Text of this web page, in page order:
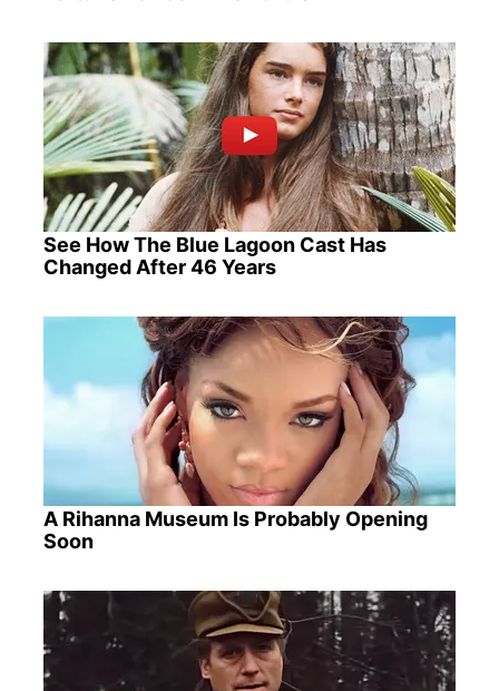
See How The Blue Lagoon Cast Has
Changed After 46 Years
A Rihanna Museum Is Probably Opening
Soon